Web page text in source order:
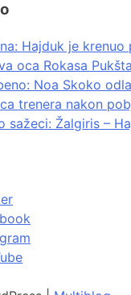
Hajduk je krenuo
oca Rokasa
Noa Skoko
trenera nakon
sažeci: Žalgiris –